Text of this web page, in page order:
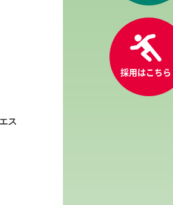
ス
採用はこちら